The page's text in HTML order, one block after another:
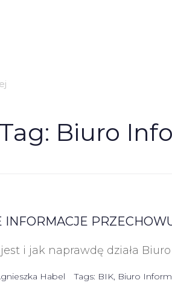
Tag: Biuro
INFORMACJE
i jak naprawdę działa
Habel Tags: BIK, Biuro